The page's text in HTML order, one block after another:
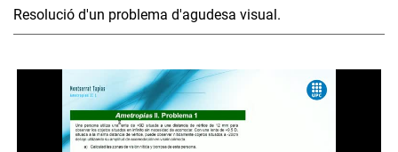
Resolució d'un problema d'agudesa visual.